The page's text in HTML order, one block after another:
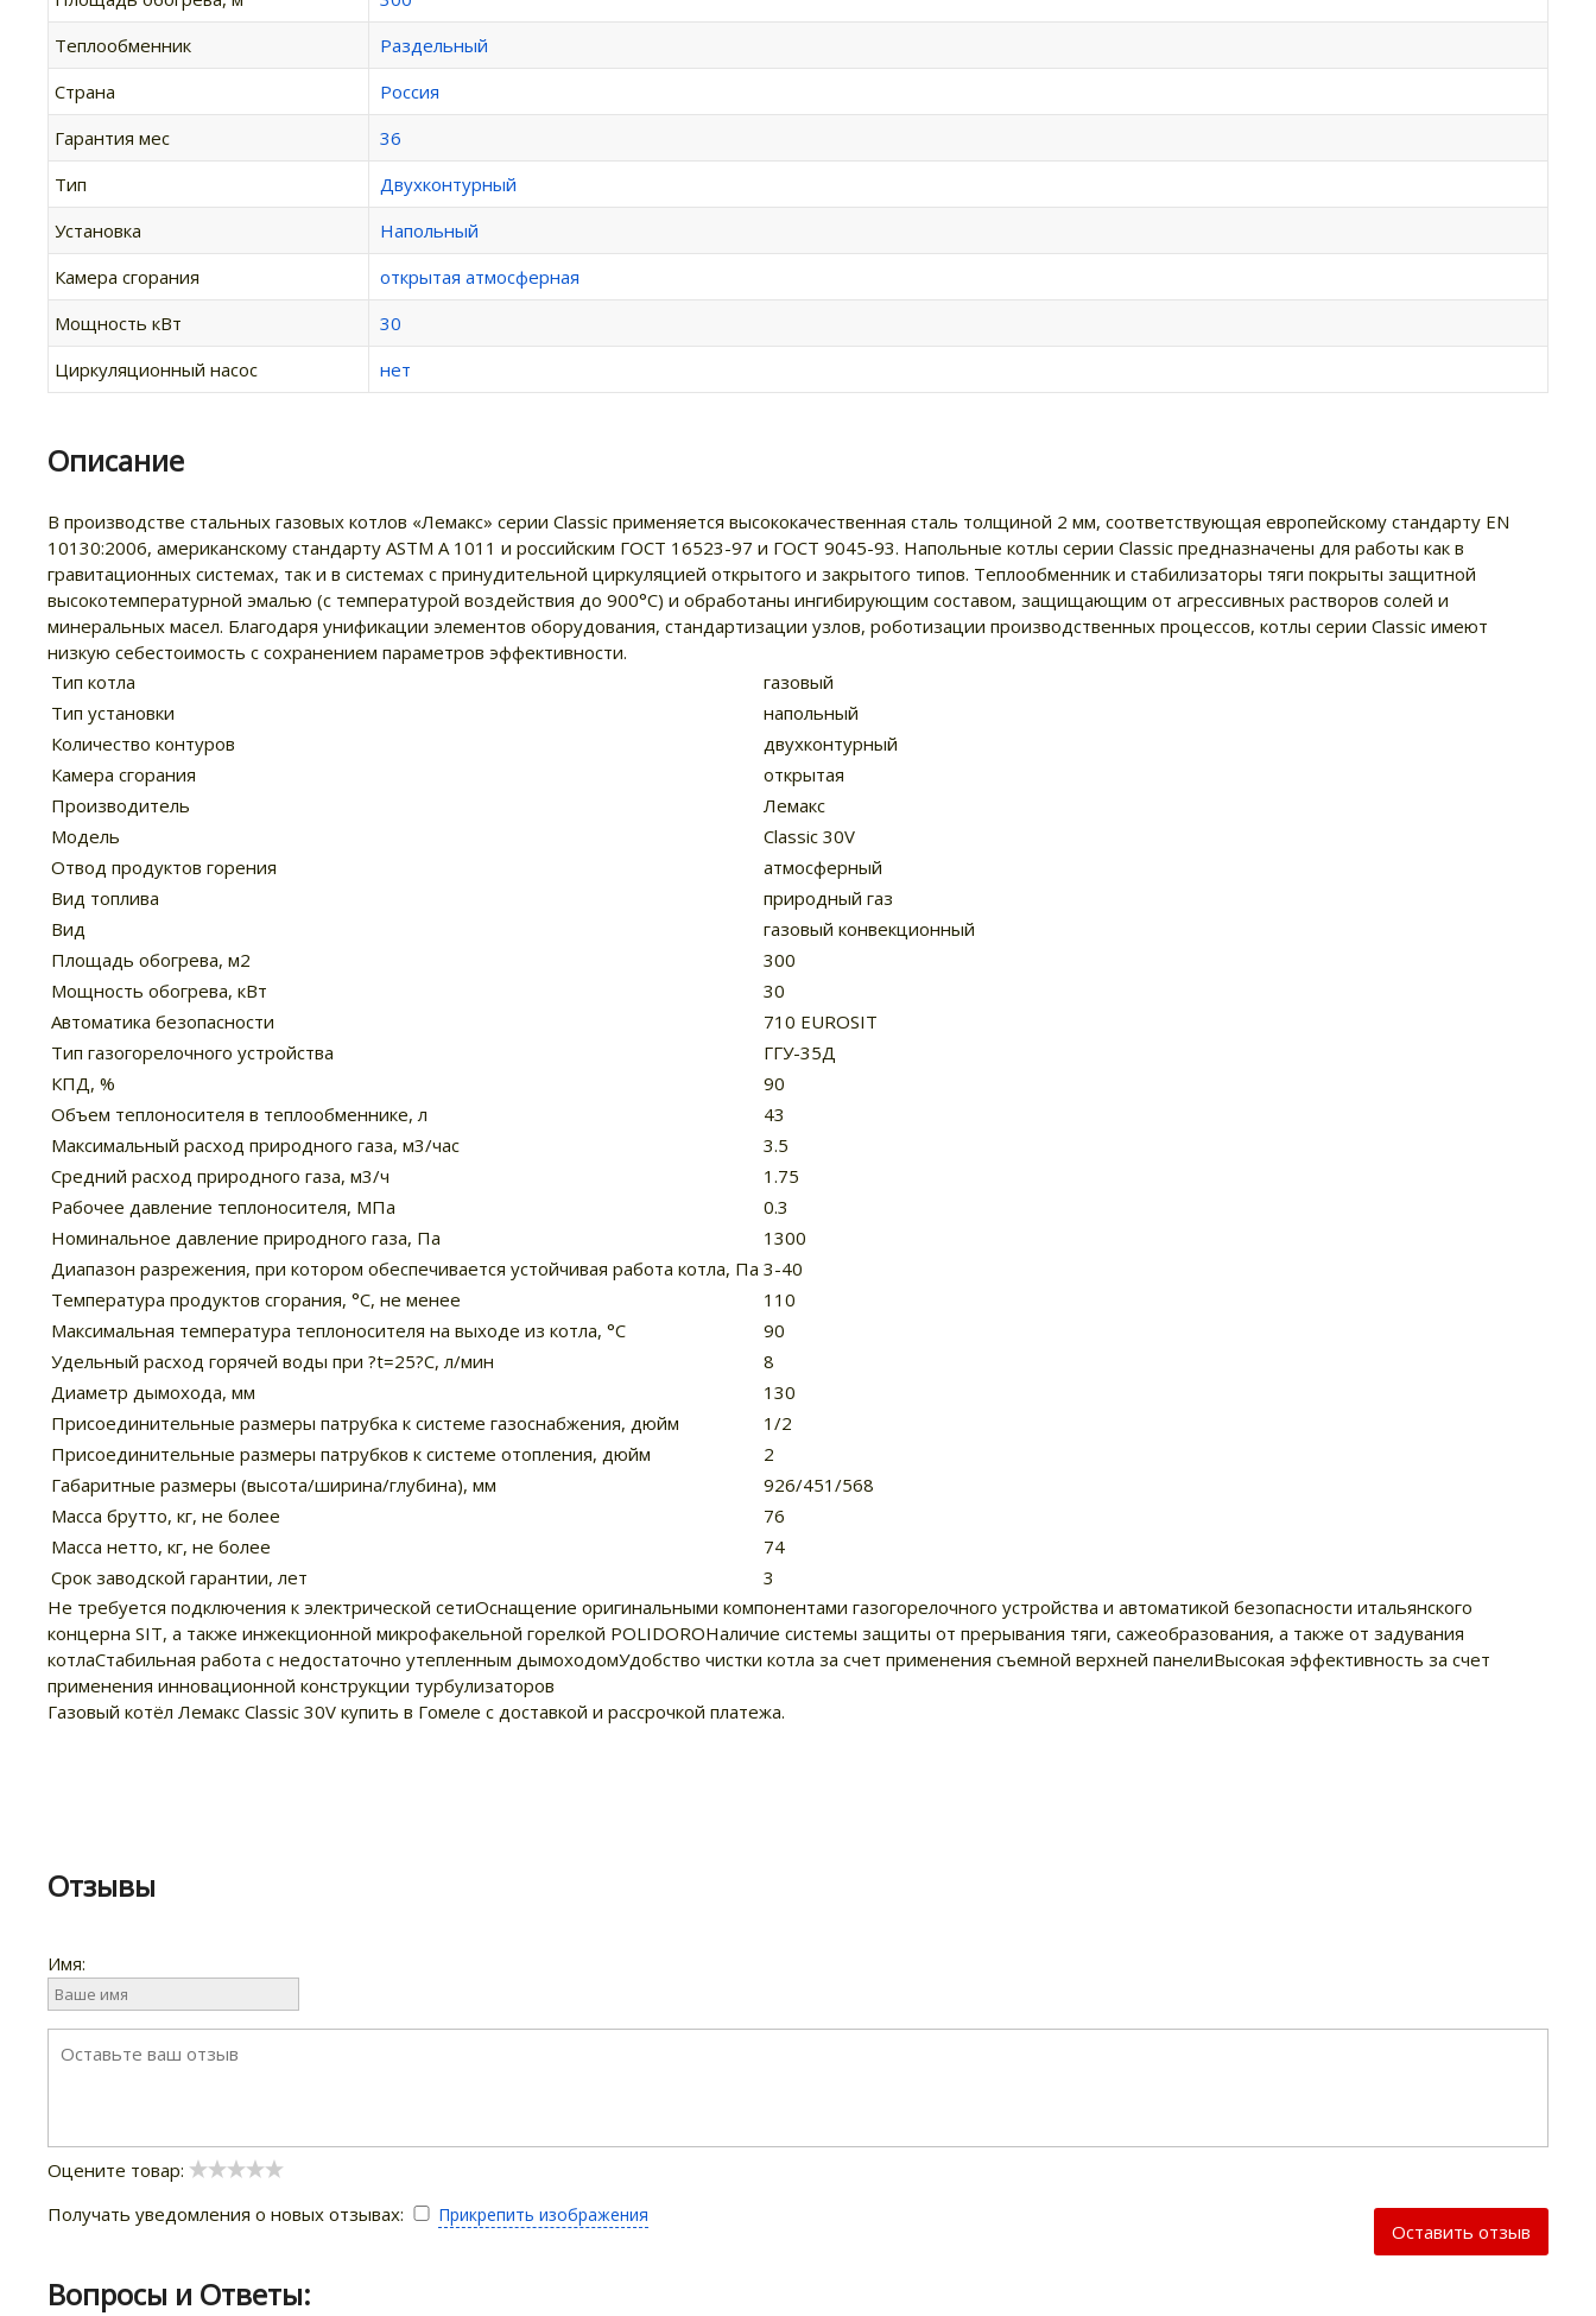
Теплообменник
Раздельный
Страна
Россия
Гарантия мес
36
Тип
Двухконтурный
Установка
Напольный
Камера сгорания
открытая атмосферная
Мощность кВт
30
Циркуляционный насос
нет
Описание
В производстве стальных газовых котлов «Лемакс» серии Classic применяется высококачественная сталь толщиной 2 мм, соответствующая европейскому стандарту EN
10130:2006, американскому стандарту ASTM A 1011 и российским ГОСТ 16523-97 и ГОСТ 9045-93. Напольные котлы серии Classic предназначены для работы как в
гравитационных системах, так и в системах с принудительной циркуляцией открытого и закрытого типов. Теплообменник и стабилизаторы тяги покрыты защитной
высокотемпературной эмалью (с температурой воздействия до 900°С) и обработаны ингибирующим составом, защищающим от агрессивных растворов солей и
минеральных масел. Благодаря унификации элементов оборудования, стандартизации узлов, роботизации производственных процессов, котлы серии Classic имеют
низкую себестоимость с сохранением параметров эффективности.
Тип котла
газовый
Тип установки
напольный
Количество контуров
двухконтурный
Камера сгорания
открытая
Производитель
Лемакс
Модель
Classic 30V
Отвод продуктов горения
атмосферный
Вид топлива
природный газ
Вид
газовый конвекционный
Площадь обогрева, м2
300
Мощность обогрева, кВт
30
Автоматика безопасности
710 EUROSIT
Тип газогорелочного устройства
ГГУ-35Д
КПД, %
90
Объем теплоносителя в теплообменнике, л
43
Максимальный расход природного газа, м3/час
3.5
Средний расход природного газа, м3/ч
1.75
Рабочее давление теплоносителя, МПа
0.3
Номинальное давление природного газа, Па
1300
Диапазон разрежения, при котором обеспечивается устойчивая работа котла, Па 3-40
Температура продуктов сгорания, °С, не менее
110
Максимальная температура теплоносителя на выходе из котла, °С
90
Удельный расход горячей воды при ?t=25?С, л/мин
8
Диаметр дымохода, мм
130
Присоединительные размеры патрубка к системе газоснабжения, дюйм
1/2
Присоединительные размеры патрубков к системе отопления, дюйм
2
Габаритные размеры (высота/ширина/глубина), мм
926/451/568
Масса брутто, кг, не более
76
Масса нетто, кг, не более
74
Срок заводской гарантии, лет
3
Не требуется подключения к электрической сетиОснащение оригинальными компонентами газогорелочного устройства и автоматикой безопасности итальянского
концерна SIT, а также инжекционной микрофакельной горелкой POLIDOROНаличие системы защиты от прерывания тяги, сажеобразования, а также от задувания
котлаСтабильная работа с недостаточно утепленным дымоходомУдобство чистки котла за счет применения съемной верхней панелиВысокая эффективность за счет
применения инновационной конструкции турбулизаторов
Газовый котёл Лемакс Classic 30V купить в Гомеле с доставкой и рассрочкой платежа.
Отзывы
Имя:
Оцените товар:
Получать уведомления о новых отзывах:
Прикрепить изображения
Оставить отзыв
Вопросы и Ответы: